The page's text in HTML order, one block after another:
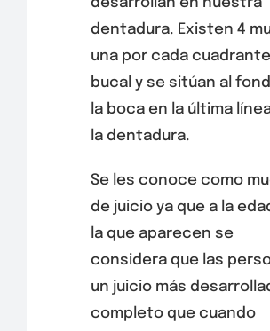
desarrollan en nuestra
dentadura. Existen 4
una por cada cuadrante
bucal y se sitúan al
la boca en la última
la dentadura.
Se les conoce como
de juicio ya que a la
la que aparecen se
considera que las
un juicio más
completo que cuando